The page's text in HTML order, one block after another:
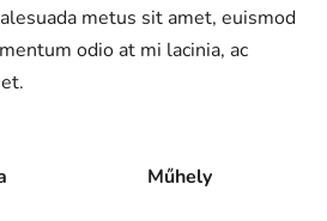
metus sit amet, euismod
odio at mi lacinia, ac
Műhely